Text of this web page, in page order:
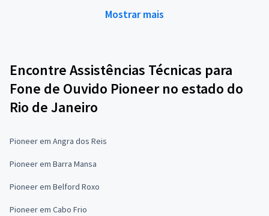
Mostrar mais
Encontre Assistências Técnicas para
Fone de Ouvido Pioneer no estado do
Rio de Janeiro
Pioneer em Angra dos Reis
Pioneer em Barra Mansa
Pioneer em Belford Roxo
Pioneer em Cabo Frio